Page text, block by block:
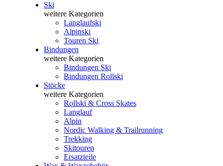
Ski
weitere Kategorien
Langlaufski
Alpinski
Touren Ski
Bindungen
weitere Kategorien
Bindungen Ski
Bindungen Rollski
Stöcke
weitere Kategorien
Rollski & Cross Skates
Langlauf
Alpin
Nordic Walking & Trailrunning
Trekking
Skitouren
Ersatzteile